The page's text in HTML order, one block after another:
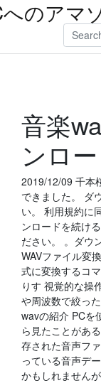
のアマ
音楽
ンロ
2019/12/09 千本
できました。 ダ
い。 利用規約に
ンロードを続け
ださい。 。ダウ
WAVファイル変
式に変換するコ
りす 視覚的な操
や周波数で絞っ
wavの紹介 PCを
ら見たことがあ
存された音声フ
っている音声デ
かもしれません